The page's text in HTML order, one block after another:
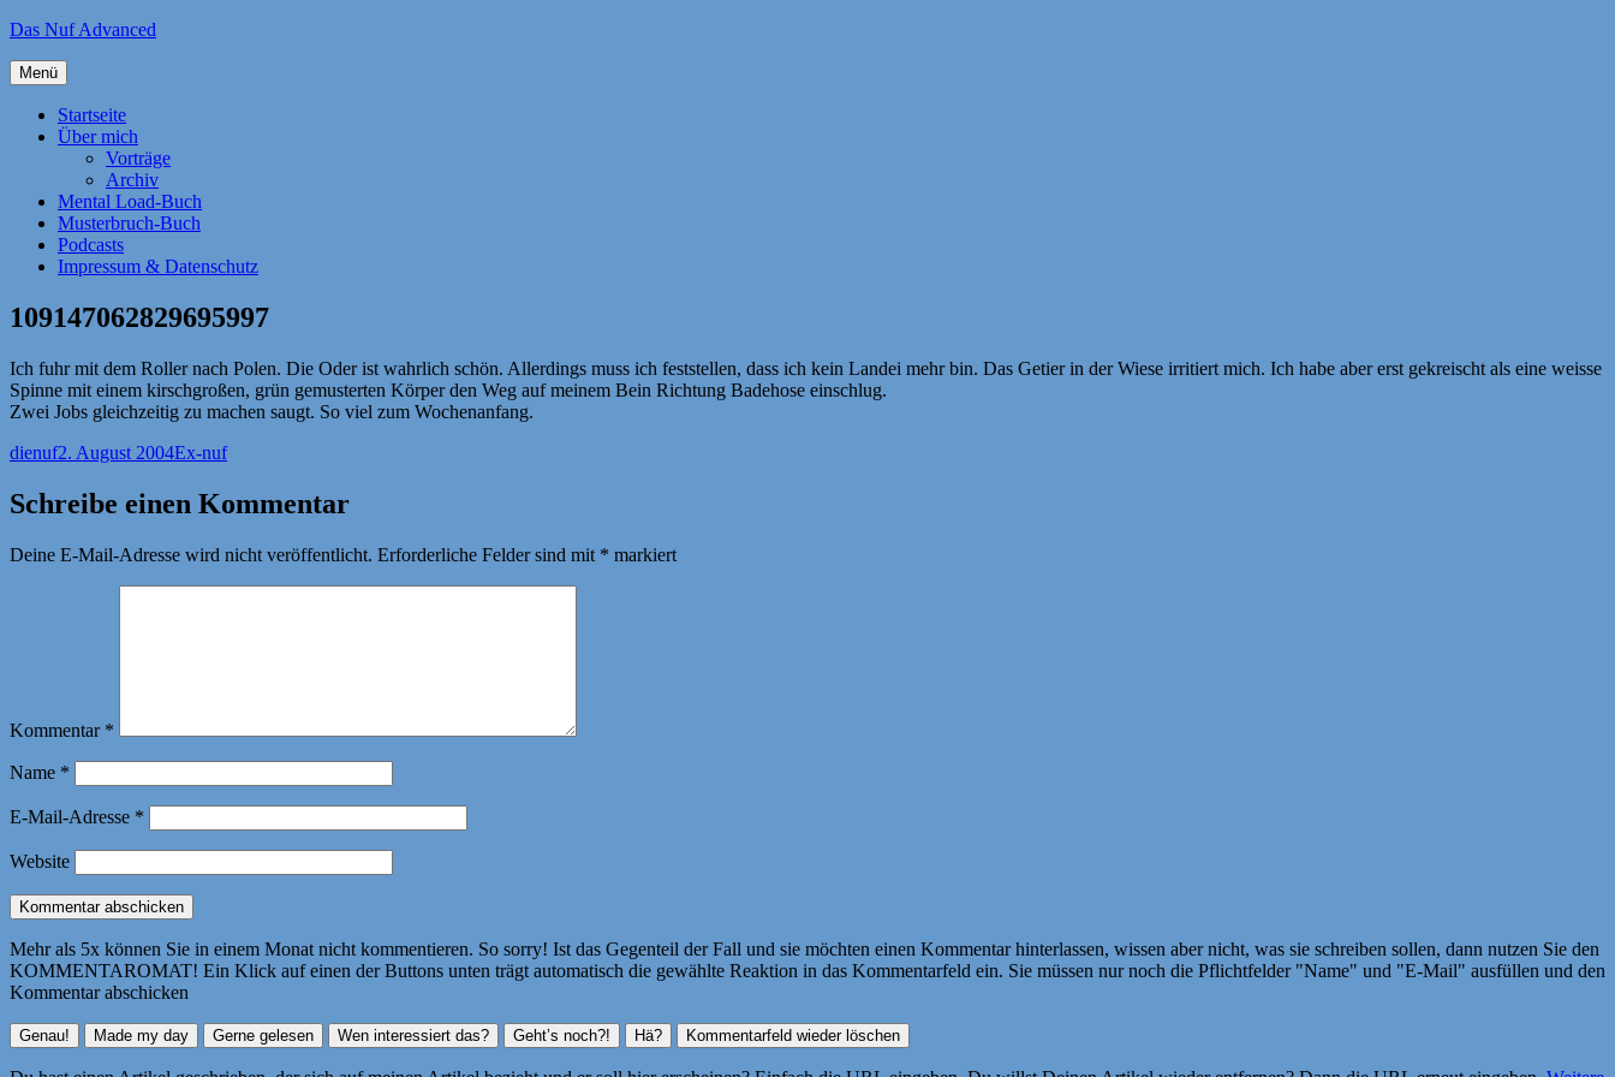
Zum
springen
Das Nuf Advanced
Menü
Startseite
Über mich
Vorträge
Archiv
Mental Load-Buch
Musterbruch-Buch
Podcasts
Impressum & Datenschutz
109147062829695997
Ich fuhr mit dem Roller nach Polen. Die Oder ist wahrlich schön. Allerdings muss ich feststellen, dass ich kein Landei mehr bin. Das Getier in der Wiese irritiert mich. Ich habe aber erst gekreischt als eine weisse
Spinne mit einem kirschgroßen, grün gemusterten Körper den Weg auf meinem Bein Richtung Badehose einschlug.
Zwei Jobs gleichzeitig zu machen saugt. So viel zum Wochenanfang.
Autor
dienufVeröffentlicht
2. August 2004Kategorien
Ex-nuf
Schreibe einen Kommentar
Deine E-Mail-Adresse wird nicht veröffentlicht. Erforderliche Felder sind mit * markiert
Kommentar *
Name *
E-Mail-Adresse *
Website
Mehr als 5x können Sie in einem Monat nicht kommentieren. So sorry! Ist das Gegenteil der Fall und sie möchten einen Kommentar hinterlassen, wissen aber nicht, was sie schreiben sollen, dann nutzen Sie den
KOMMENTAROMAT! Ein Klick auf einen der Buttons unten trägt automatisch die gewählte Reaktion in das Kommentarfeld ein. Sie müssen nur noch die Pflichtfelder "Name" und "E-Mail" ausfüllen und den
Kommentar abschicken